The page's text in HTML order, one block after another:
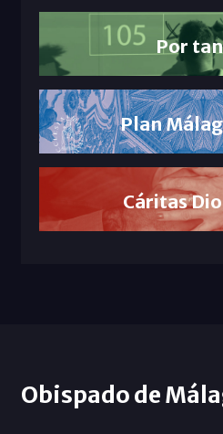
Por
Plan
Cáritas
Obispado de